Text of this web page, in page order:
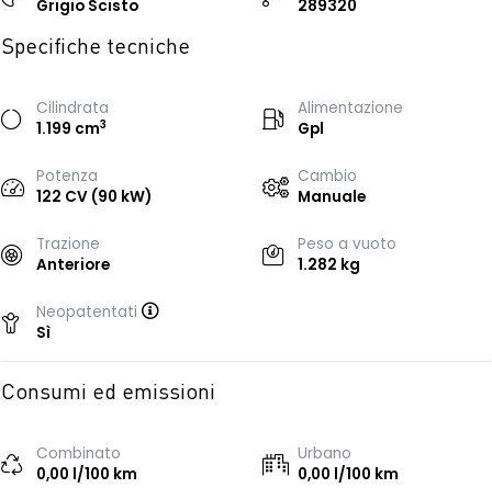
Grigio Scisto
289320
Specifiche tecniche
Cilindrata
1.199 cm3
Alimentazione
Gpl
Potenza
122 CV (90 kW)
Cambio
Manuale
Trazione
Anteriore
Peso a vuoto
1.282 kg
Neopatentati
Sì
Consumi ed emissioni
Combinato
0,00 l/100 km
Urbano
0,00 l/100 km